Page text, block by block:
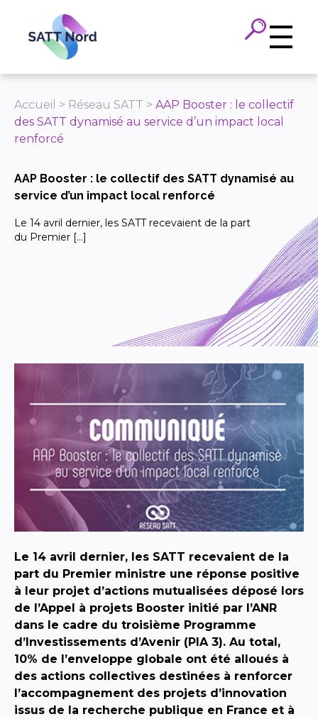
Accueil > Réseau SATT > AAP Booster : le collectif
des SATT dynamisé au service d’un impact local
renforcé
AAP Booster : le collectif des SATT dynamisé au
service d’un impact local renforcé
Le 14 avril dernier, les SATT recevaient de la part
du Premier […]
Le 14 avril dernier, les SATT recevaient de la
part du Premier ministre une réponse positive
à leur projet d’actions mutualisées déposé lors
de l’Appel à projets Booster initié par l’ANR
dans le cadre du troisième Programme
d’Investissements d’Avenir (PIA 3). Au total,
10% de l’enveloppe globale ont été alloués à
des actions collectives destinées à renforcer
l’accompagnement des projets d’innovation
issus de la recherche publique en France et à